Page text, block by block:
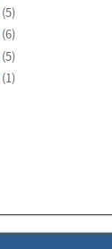
(5)
(6)
(5)
(1)